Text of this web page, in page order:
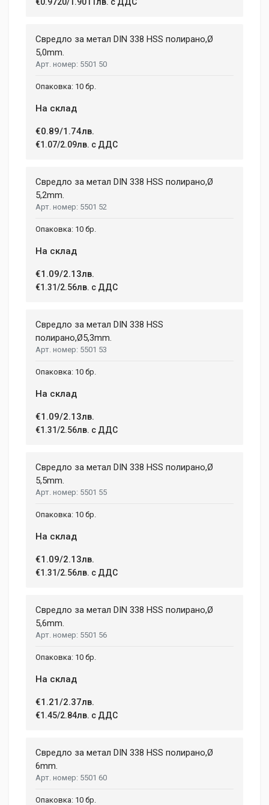
Свредло за метал DIN 338 HSS полирано,Ø
5,0mm.
5501 50
10 бр.
На склад
€0.89/1.74лв.
€1.07/2.09лв. с ДДС
Свредло за метал DIN 338 HSS полирано,Ø
5,2mm.
5501 52
10 бр.
На склад
€1.09/2.13лв.
€1.31/2.56лв. с ДДС
Свредло за метал DIN 338 HSS
полиранo,Ø5,3mm.
5501 53
10 бр.
На склад
€1.09/2.13лв.
€1.31/2.56лв. с ДДС
Свредло за метал DIN 338 HSS полирано,Ø
5,5mm.
5501 55
10 бр.
На склад
€1.09/2.13лв.
€1.31/2.56лв. с ДДС
Свредло за метал DIN 338 HSS полирано,Ø
5,6mm.
5501 56
10 бр.
На склад
€1.21/2.37лв.
€1.45/2.84лв. с ДДС
Свредло за метал DIN 338 HSS полирано,Ø
6mm.
5501 60
10 бр.